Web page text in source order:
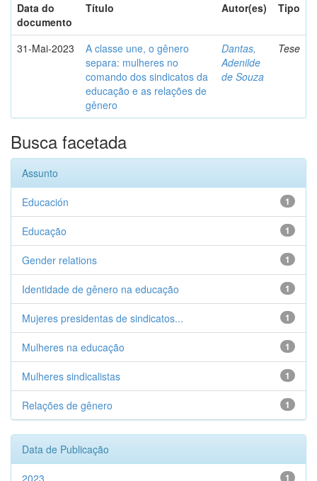
Data do
documento
Título Autor(es) Tipo
31-Mai-2023
A classe une, o gênero
separa: mulheres no
comando dos sindicatos da
educação e as relações de
gênero
Dantas,
Adenilde
de Souza
Tese
Busca facetada
Assunto
1
Educación
1
Educação
1
Gender relations
1
Identidade de gênero na educação
1
Mujeres presidentas de sindicatos...
1
Mulheres na educação
1
Mulheres sindicalistas
1
Relações de gênero
Data de Publicação
1
2023